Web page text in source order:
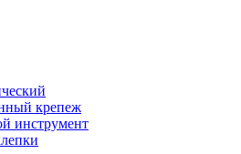
крепеж
инструмент